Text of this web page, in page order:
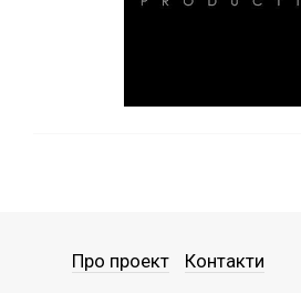
Про проект Контакти